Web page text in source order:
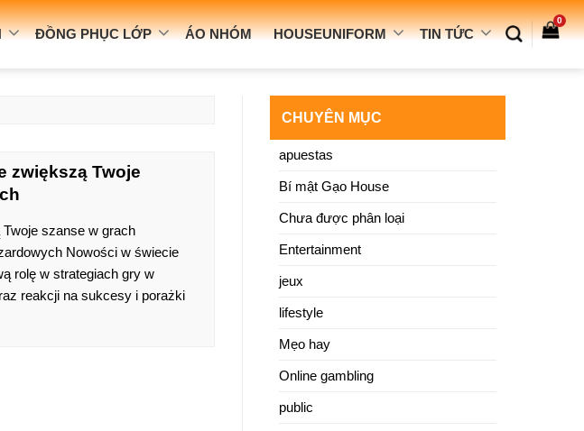
ĐỒNG PHỤC LỚP ÁO NHÓM HOUSEUNIFORM TIN TỨC
0
zwiększą Twoje
szanse w grach
Nowości w świecie
rolę w strategiach gry w
reakcji na sukcesy i porażki
CHUYÊN MỤC
apuestas
Bí mật Gạo House
Chưa được phân loại
Entertainment
jeux
lifestyle
Mẹo hay
Online gambling
public